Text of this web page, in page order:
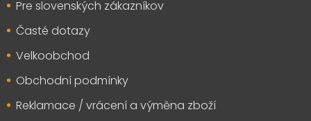
Pre slovenských zákazníkov
Časté dotazy
Velkoobchod
Obchodní podmínky
Reklamace / vrácení a výměna zboží